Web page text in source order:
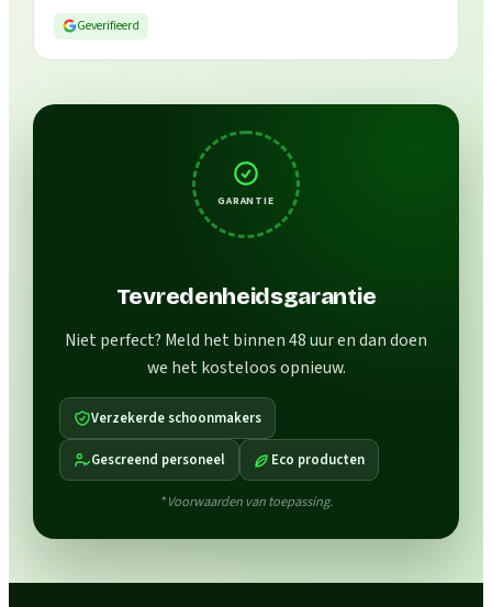
Geverifieerd
GARANTIE
Tevredenheidsgarantie
Niet perfect? Meld het binnen 48 uur en dan doen
we het kosteloos opnieuw.
Verzekerde schoonmakers
Gescreend personeel Eco producten
* Voorwaarden van toepassing.